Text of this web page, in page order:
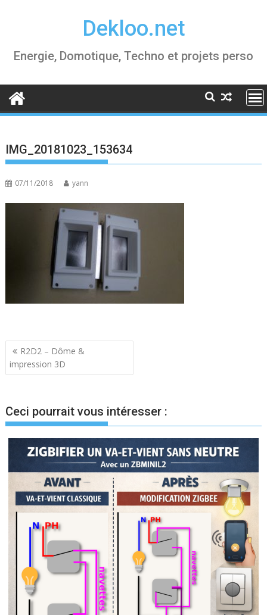
Dekloo.net
Energie, Domotique, Techno et projets perso
IMG_20181023_153634
07/11/2018 yann
Navigation
de
R2D2 – Dôme &
impression 3D
Ceci pourrait vous intéresser :